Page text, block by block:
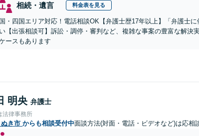
相続・遺言 料金表を見る
・四国エリア対応！電話相談OK【弁護士歴17年以上】「弁護士
【出張相談可】訴訟・調停・審判など、複雑な事案の豊富な解決
ースもあります
明央 弁護士
法律事務所
ぬき市 からも相談受付中面談方法(対面・電話・ビデオなど)は応相